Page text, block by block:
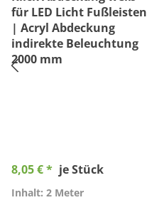
für LED Licht Fußleisten
| Acryl Abdeckung
indirekte Beleuchtung
2000 mm
8,05 € * je Stück
Inhalt: 2 Meter